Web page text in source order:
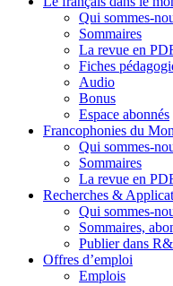
Qui sommes-
Sommaires
La revue en
Fiches
Audio
Bonus
Espace abonnés
Francophonies du
Qui sommes-
Sommaires
La revue en
Recherches &
Qui sommes-
Sommaires,
Publier dans
Offres d’emploi
Emplois